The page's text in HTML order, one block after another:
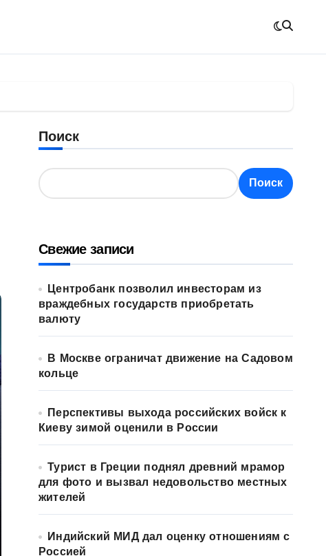
Поиск
Поиск
Свежие записи
Центробанк позволил инвесторам из
враждебных государств приобретать
валюту
В Москве ограничат движение на Садовом
кольце
Перспективы выхода российских войск к
Киеву зимой оценили в России
Турист в Греции поднял древний мрамор
для фото и вызвал недовольство местных
жителей
Индийский МИД дал оценку отношениям с
Россией